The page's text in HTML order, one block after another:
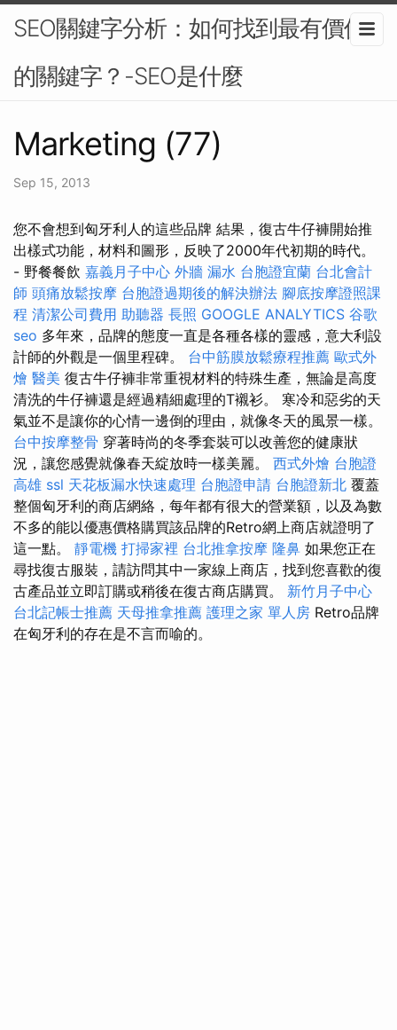
SEO關鍵字分析：如何找到最有價值
的關鍵字？-SEO是什麼
Marketing (77)
Sep 15, 2013
您不會想到匈牙利人的這些品牌 結果，復古牛仔褲開始推
出樣式功能，材料和圖形，反映了2000年代初期的時代。
- 野餐餐飲 嘉義月子中心 外牆 漏水 台胞證宜蘭 台北會計
師 頭痛放鬆按摩 台胞證過期後的解決辦法 腳底按摩證照課
程 清潔公司費用 助聽器 長照 GOOGLE ANALYTICS 谷歌
seo 多年來，品牌的態度一直是各種各樣的靈感，意大利設
計師的外觀是一個里程碑。 台中筋膜放鬆療程推薦 歐式外
燴 醫美 復古牛仔褲非常重視材料的特殊生產，無論是高度
清洗的牛仔褲還是經過精細處理的T襯衫。 寒冷和惡劣的天
氣並不是讓你的心情一邊倒的理由，就像冬天的風景一樣。
台中按摩整骨 穿著時尚的冬季套裝可以改善您的健康狀
況，讓您感覺就像春天綻放時一樣美麗。 西式外燴 台胞證
高雄 ssl 天花板漏水快速處理 台胞證申請 台胞證新北 覆蓋
整個匈牙利的商店網絡，每年都有很大的營業額，以及為數
不多的能以優惠價格購買該品牌的Retro網上商店就證明了
這一點。 靜電機 打掃家裡 台北推拿按摩 隆鼻 如果您正在
尋找復古服裝，請訪問其中一家線上商店，找到您喜歡的復
古產品並立即訂購或稍後在復古商店購買。 新竹月子中心
台北記帳士推薦 天母推拿推薦 護理之家 單人房 Retro品牌
在匈牙利的存在是不言而喻的。